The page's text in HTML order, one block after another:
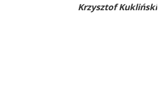
Krzysztof Kukliński